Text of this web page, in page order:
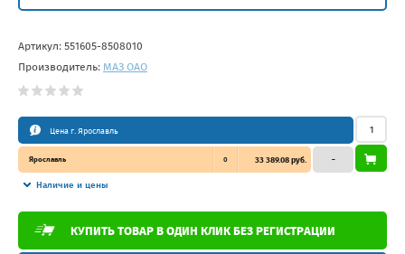
Артикул: 551605-8508010
Производитель: МАЗ ОАО
Цена г. Ярославль
Ярославль 0 33 389.08 руб.
Наличие и цены
–
КУПИТЬ ТОВАР В ОДИН КЛИК БЕЗ РЕГИСТРАЦИИ